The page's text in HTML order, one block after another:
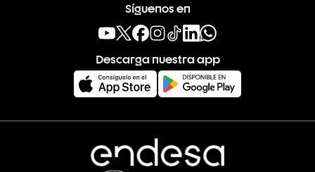
Síguenos en
Descarga nuestra app